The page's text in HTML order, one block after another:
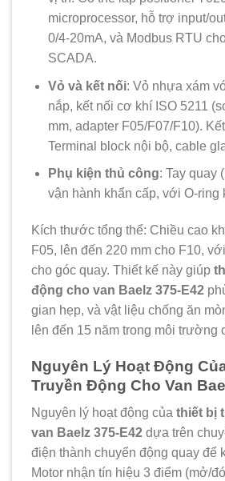
microprocessor, hỗ trợ input/
0/4-20mA, và Modbus RTU
SCADA.
Vỏ và kết nối: Vỏ nhựa xám
nắp, kết nối cơ khí ISO 5211
mm, adapter F05/F07/F10).
Terminal block nội bộ, cable
Phụ kiện thủ công: Tay quay
vận hành khẩn cấp, với O-ring
Kích thước tổng thể: Chiều cao
F05, lên đến 220 mm cho F10,
cho góc quay. Thiết kế này giúp
động cho van Baelz 375-E42
gian hẹp, và vật liệu chống ăn
lên đến 15 năm trong môi trường
Nguyên Lý Hoạt Động
Truyền Động Cho Van
Nguyên lý hoạt động của thiết bị
van Baelz 375-E42 dựa trên
điện thành chuyển động quay để
Motor nhận tín hiệu 3 điểm (mở/